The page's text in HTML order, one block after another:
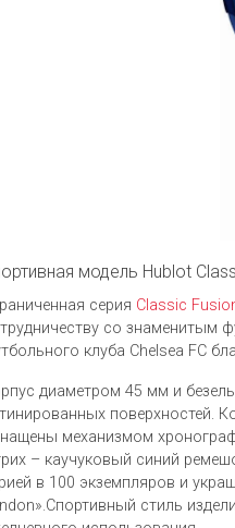
модель Hublot
серия Classic
со знаменитым
клуба Chelsea FC
диаметром 45 мм и
поверхностей.
механизмом
– каучуковый синий
в 100 экземпляров и
стиль